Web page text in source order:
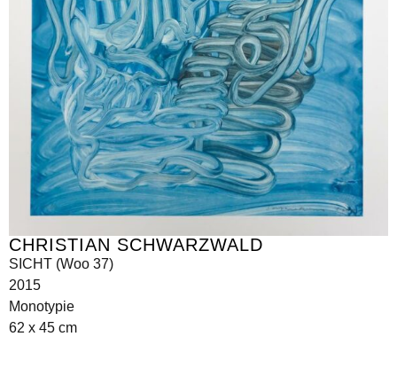
CHRISTIAN SCHWARZWALD
SICHT (Woo 37)
2015
Monotypie
62 x 45 cm